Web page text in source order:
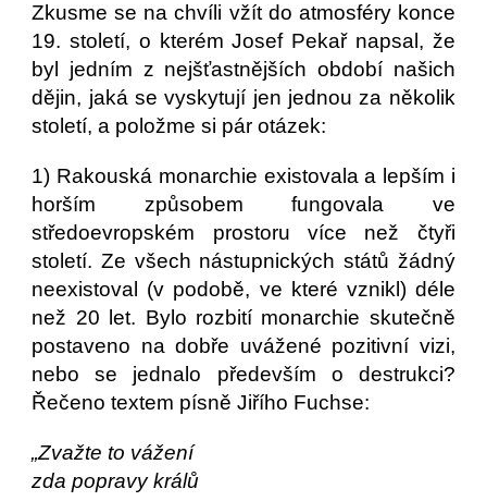
Zkusme se na chvíli vžít do atmosféry konce
19. století, o kterém Josef Pekař napsal, že
byl jedním z nejšťastnějších období našich
dějin, jaká se vyskytují jen jednou za několik
století, a položme si pár otázek:
1) Rakouská monarchie existovala a lepším i
horším způsobem fungovala ve
středoevropském prostoru více než čtyři
století. Ze všech nástupnických států žádný
neexistoval (v podobě, ve které vznikl) déle
než 20 let. Bylo rozbití monarchie skutečně
postaveno na dobře uvážené pozitivní vizi,
nebo se jednalo především o destrukci?
Řečeno textem písně Jiřího Fuchse:
„Zvažte to vážení
zda popravy králů